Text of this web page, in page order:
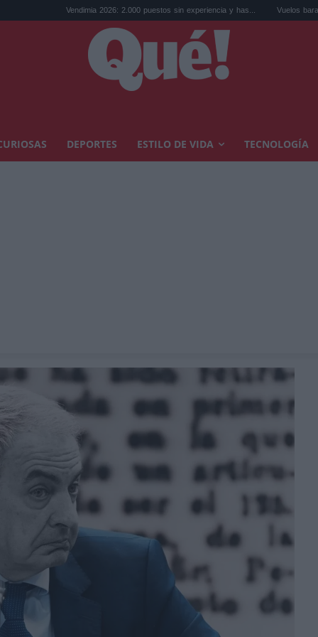
Vendimia 2026: 2.000 puestos sin experiencia y has... Vuelos baratos a Europa:
DEPORTES ESTILO DE VIDA TECNOLOGÍA